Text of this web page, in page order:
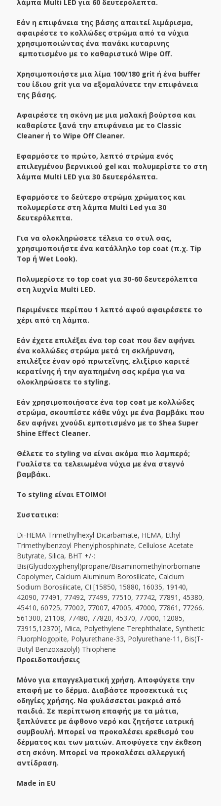
λάμπα Multi LED για 60 δευτερόλεπτα.
Εάν η επιφάνεια της βάσης απαιτεί λιμάρισμα,
αφαιρέστε το κολλώδες στρώμα από τα νύχια
χρησιμοποιώντας ένα πανάκι κυταρινης
εμποτισμένο με το καθαριστικό Wipe Off.
Χρησιμοποιήστε μια λίμα 100/180 grit ή ένα buffer
του ίδιου grit για να εξομαλύνετε την επιφάνεια
της βάσης.
Αφαιρέστε τη σκόνη με μια μαλακή βούρτσα και
καθαρίστε ξανά την επιφάνεια με το Classic
Cleaner ή το Wipe Off Cleaner.
Εφαρμόστε το πρώτο, λεπτό στρώμα ενός
επιλεγμένου βερνικιού gel και πολυμερίστε το στη
λάμπα Multi LED για 30 δευτερόλεπτα.
Εφαρμόστε το δεύτερο στρώμα χρώματος και
πολυμερίστε στη λάμπα Multi Led για 30
δευτερόλεπτα.
Για να ολοκληρώσετε τέλεια το στυλ σας,
χρησιμοποιήστε ένα κατάλληλο top coat (π.χ. Tip
Top ή Wet Look).
Πολυμερίστε το top coat για 30-60 δευτερόλεπτα
στη λυχνία Multi LED.
Περιμένετε περίπου 1 λεπτό αφού αφαιρέσετε το
χέρι από τη λάμπα.
Εάν έχετε επιλέξει ένα top coat που δεν αφήνει
ένα κολλώδες στρώμα μετά τη σκλήρυνση,
επιλέξτε έναν ορό πρωτεΐνης, ελιξίριο καριτέ
κερατίνης ή την αγαπημένη σας κρέμα για να
ολοκληρώσετε το styling.
Εάν χρησιμοποιήσατε ένα top coat με κολλώδες
στρώμα, σκουπίστε κάθε νύχι με ένα βαμβάκι που
δεν αφήνει χνούδι εμποτισμένο με το Shea Super
Shine Effect Cleaner.
Θέλετε το styling να είναι ακόμα πιο λαμπερό;
Γυαλίστε τα τελειωμένα νύχια με ένα στεγνό
βαμβάκι.
Το styling είναι ΕΤΟΙΜΟ!
Συστατικα:
Di-HEMA Trimethylhexyl Dicarbamate, HEMA, Ethyl
Trimethylbenzoyl Phenylphosphinate, Cellulose Acetate
Butyrate, Silica, BHT +/-:
Bis(Glycidoxyphenyl)propane/Bisaminomethylnorbornane
Copolymer, Calcium Aluminum Borosilicate, Calcium
Sodium Borosilicate, CI [15850, 15880, 16035, 19140,
42090, 77491, 77492, 77499, 77510, 77742, 77891, 45380,
45410, 60725, 77002, 77007, 47005, 47000, 77861, 77266,
561300, 21108, 77480, 77820, 45370, 77000, 12085,
73915,12370], Mica, Polyethylene Terephthalate, Synthetic
Fluorphlogopite, Polyurethane-33, Polyurethane-11, Bis(T-
Butyl Benzoxazolyl) Thiophene
Προειδοποιήσεις
Μόνο για επαγγελματική χρήση. Αποφύγετε την
επαφή με το δέρμα. Διαβάστε προσεκτικά τις
οδηγίες χρήσης. Να φυλάσσεται μακριά από
παιδιά. Σε περίπτωση επαφής με τα μάτια,
ξεπλύνετε με άφθονο νερό και ζητήστε ιατρική
συμβουλή. Μπορεί να προκαλέσει ερεθισμό του
δέρματος και των ματιών. Αποφύγετε την έκθεση
στη σκόνη. Μπορεί να προκαλέσει αλλεργική
αντίδραση.
Made in EU